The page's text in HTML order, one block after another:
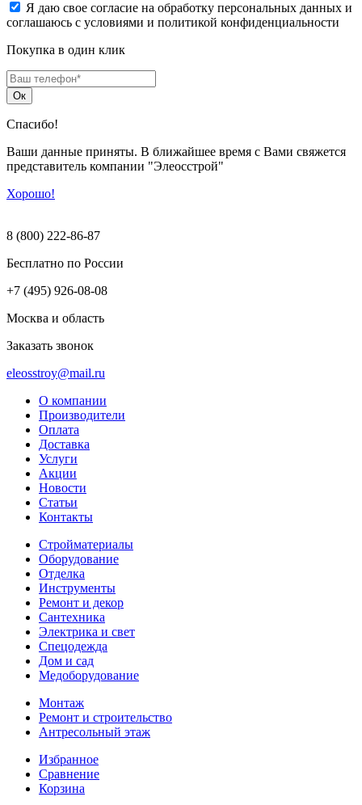
Я даю свое согласие на обработку персональных данных и
соглашаюсь с условиями и политикой конфиденциальности
Покупка в один клик
Ок
Спасибо!
Ваши данные приняты. В ближайшее время с Вами свяжется
представитель компании "Элеосстрой"
Хорошо!
8 (800) 222-86-87
Бесплатно по России
+7 (495) 926-08-08
Москва и область
Заказать звонок
eleosstroy@mail.ru
О компании
Производители
Оплата
Доставка
Услуги
Акции
Новости
Статьи
Контакты
Стройматериалы
Оборудование
Отделка
Инструменты
Ремонт и декор
Сантехника
Электрика и свет
Спецодежда
Дом и сад
Медоборудование
Монтаж
Ремонт и строительство
Антресольный этаж
Избранное
Сравнение
Корзина